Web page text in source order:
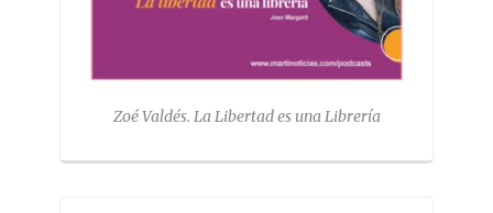
Zoé Valdés. La Libertad es una Librería